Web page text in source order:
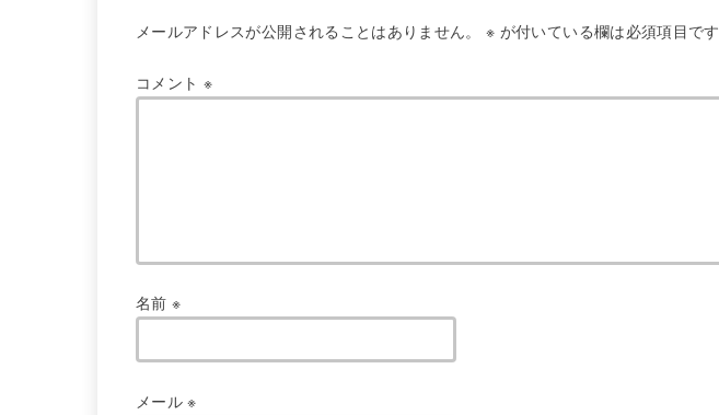
メールアドレスが公開されることはありません。 ※ が付いている欄は必須項目です
コメント ※
名前※
メール※